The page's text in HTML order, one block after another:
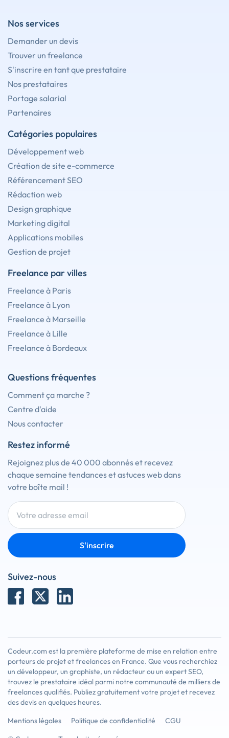
Nos services
Demander un devis
Trouver un freelance
S'inscrire en tant que prestataire
Nos prestataires
Portage salarial
Partenaires
Catégories populaires
Développement web
Création de site e-commerce
Référencement SEO
Rédaction web
Design graphique
Marketing digital
Applications mobiles
Gestion de projet
Freelance par villes
Freelance à Paris
Freelance à Lyon
Freelance à Marseille
Freelance à Lille
Freelance à Bordeaux
Questions fréquentes
Comment ça marche ?
Centre d'aide
Nous contacter
Restez informé
Rejoignez plus de 40 000 abonnés et recevez
chaque semaine tendances et astuces web dans
votre boîte mail !
S'inscrire
Suivez-nous
Codeur.com est la première plateforme de mise en relation entre
porteurs de projet et freelances en France. Que vous recherchiez
un développeur, un graphiste, un rédacteur ou un expert SEO,
trouvez le prestataire idéal parmi notre communauté de milliers de
freelances qualifiés. Publiez gratuitement votre projet et recevez
des devis en quelques heures.
Mentions légales
Politique de confidentialité
CGU